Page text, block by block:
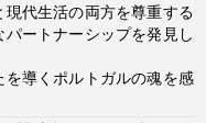
代生活の両方を尊重する
ートナーシップを発見し
導くポルトガルの魂を感